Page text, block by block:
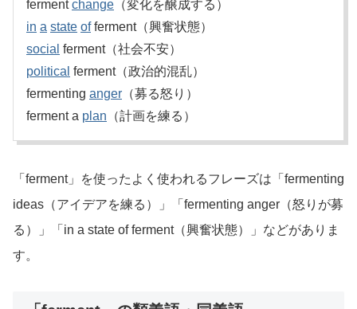
fermentchange （変化を醸成する）
in a state offerment（興奮状態）
social ferment（社会不安）
political ferment（政治的混乱）
fermenting anger （募る怒り）
ferment a plan （計画を練る）
「ferment」を使ったよく使われるフレーズは「fermenting
ideas（アイデアを練る）」「fermenting anger（怒りが募
る）」「in a state of ferment（興奮状態）」などがありま
す。